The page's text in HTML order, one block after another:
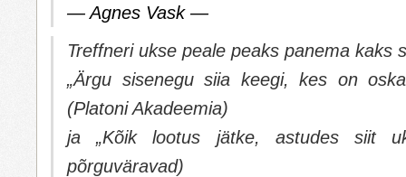
— Agnes Vask —
Treffneri ukse peale peaks panema kaks
„Ärgu sisenegu siia keegi, kes on
(Platoni Akadeemia)
ja „Kõik lootus jätke, astudes siit
põrguväravad)